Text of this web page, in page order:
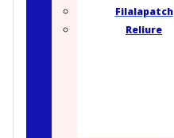
Filalapatch
Reliure